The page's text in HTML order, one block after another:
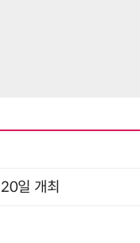
일 개최